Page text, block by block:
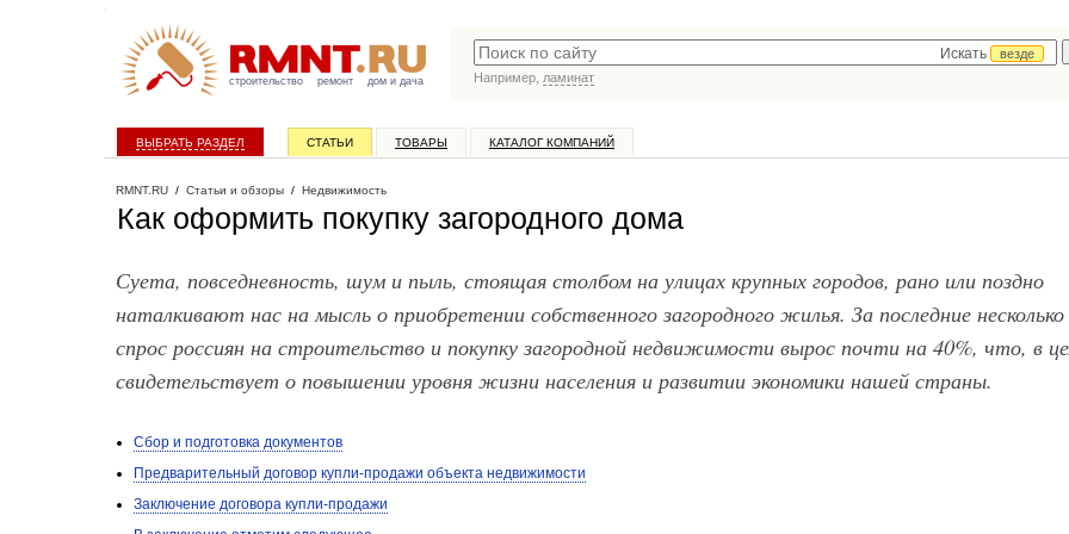
строительство ремонт дом и дача
Искать
везде
Например, ламинат
ВЫБРАТЬ РАЗДЕЛ СТАТЬИ ТОВАРЫ КАТАЛОГ КОМПАНИЙ
RMNT.RU / Статьи и обзоры / Недвижимость
Как оформить покупку загородного дома
Суета, повседневность, шум и пыль, стоящая столбом на улицах крупных городов, рано или поздно
наталкивают нас на мысль о приобретении собственного загородного жилья. За последние
спрос россиян на строительство и покупку загородной недвижимости вырос почти на 40%, что, в
свидетельствует о повышении уровня жизни населения и развитии экономики нашей страны.
Сбор и подготовка документов
Предварительный договор купли-продажи объекта недвижимости
Заключение договора купли-продажи